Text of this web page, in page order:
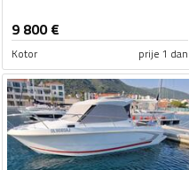
9 800€
Kotor prije 1 dan